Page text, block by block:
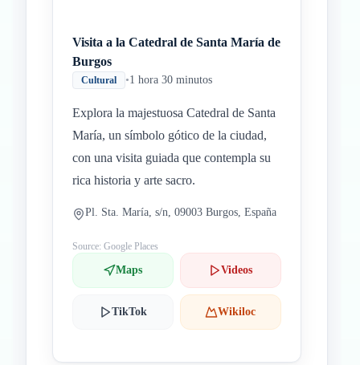
Visita a la Catedral de Santa María de
Burgos
Cultural •1 hora 30 minutos
Explora la majestuosa Catedral de Santa
María, un símbolo gótico de la ciudad,
con una visita guiada que contempla su
rica historia y arte sacro.
Pl. Sta. María, s/n, 09003 Burgos, España
Source: Google Places
Maps Videos
TikTok Wikiloc